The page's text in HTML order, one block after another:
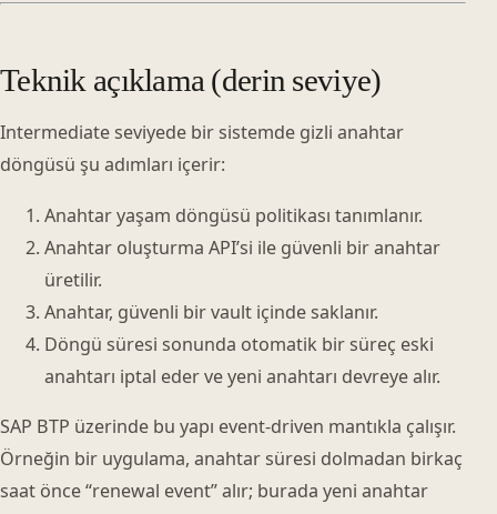
Teknik açıklama (derin seviye)
Intermediate seviyede bir sistemde gizli anahtar
döngüsü şu adımları içerir:
Anahtar yaşam döngüsü politikası tanımlanır.
Anahtar oluşturma API’si ile güvenli bir anahtar
üretilir.
Anahtar, güvenli bir vault içinde saklanır.
Döngü süresi sonunda otomatik bir süreç eski
anahtarı iptal eder ve yeni anahtarı devreye alır.
SAP BTP üzerinde bu yapı event-driven mantıkla çalışır.
Örneğin bir uygulama, anahtar süresi dolmadan birkaç
saat önce “renewal event” alır; burada yeni anahtar